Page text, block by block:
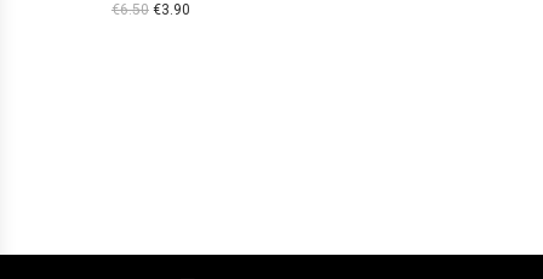
€6.50 €3.90